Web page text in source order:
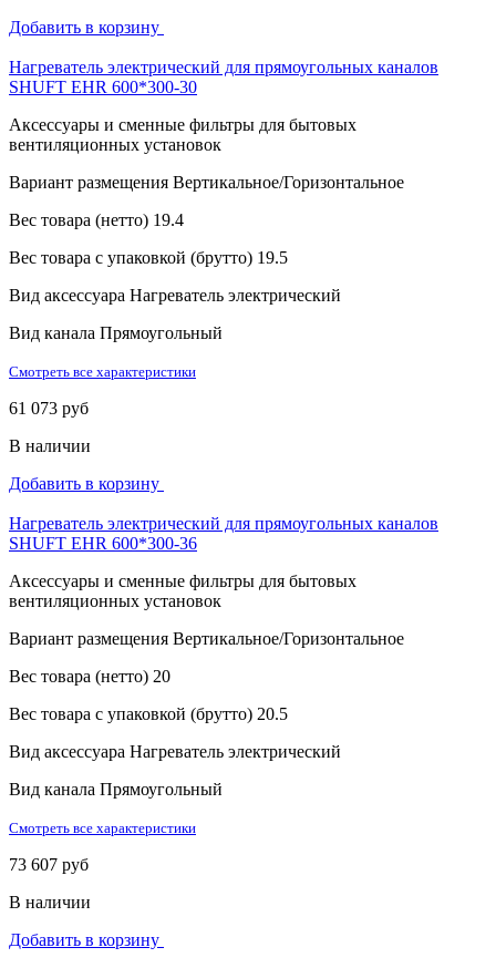
Добавить в корзину
Нагреватель электрический для прямоугольных каналов
SHUFT EHR 600*300-30
Аксессуары и сменные фильтры для бытовых
вентиляционных установок
Вариант размещения Вертикальное/Горизонтальное
Вес товара (нетто) 19.4
Вес товара с упаковкой (брутто) 19.5
Вид аксессуара Нагреватель электрический
Вид канала Прямоугольный
Смотреть все характеристики
61 073 руб
В наличии
Добавить в корзину
Нагреватель электрический для прямоугольных каналов
SHUFT EHR 600*300-36
Аксессуары и сменные фильтры для бытовых
вентиляционных установок
Вариант размещения Вертикальное/Горизонтальное
Вес товара (нетто) 20
Вес товара с упаковкой (брутто) 20.5
Вид аксессуара Нагреватель электрический
Вид канала Прямоугольный
Смотреть все характеристики
73 607 руб
В наличии
Добавить в корзину